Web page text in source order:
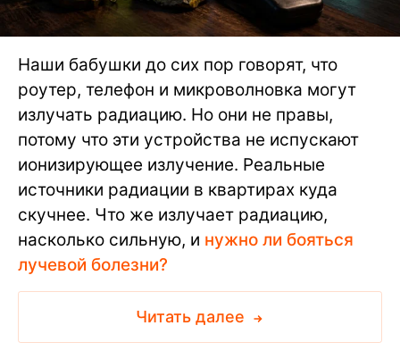
Наши бабушки до сих пор говорят, что
роутер, телефон и микроволновка могут
излучать радиацию. Но они не правы,
потому что эти устройства не испускают
ионизирующее излучение. Реальные
источники радиации в квартирах куда
скучнее. Что же излучает радиацию,
насколько сильную, и нужно ли бояться
лучевой болезни?
Читать далее